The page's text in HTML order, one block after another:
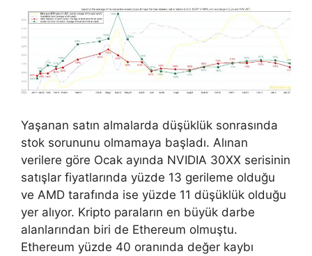
Yaşanan satın almalarda düşüklük sonrasında
stok sorununu olmamaya başladı. Alınan
verilere göre Ocak ayında NVIDIA 30XX serisinin
satışlar fiyatlarında yüzde 13 gerileme olduğu
ve AMD tarafında ise yüzde 11 düşüklük olduğu
yer alıyor. Kripto paraların en büyük darbe
alanlarından biri de Ethereum olmuştu.
Ethereum yüzde 40 oranında değer kaybı